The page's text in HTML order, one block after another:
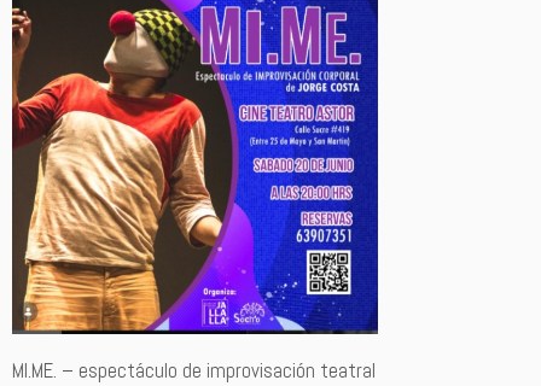
MI.ME. – espectáculo de improvisación teatral